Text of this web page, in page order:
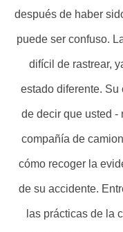
después de haber
puede ser confuso.
difícil de rastrear,
estado diferente. Su
de decir que usted -
compañía de
cómo recoger la
de su accidente.
las prácticas de la